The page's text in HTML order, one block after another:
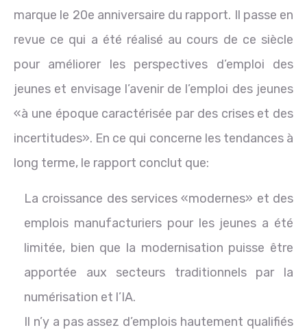
marque le 20e anniversaire du rapport. Il passe en
revue ce qui a été réalisé au cours de ce siècle
pour améliorer les perspectives d’emploi des
jeunes et envisage l’avenir de l’emploi des jeunes
«à une époque caractérisée par des crises et des
incertitudes». En ce qui concerne les tendances à
long terme, le rapport conclut que:
La croissance des services «modernes» et des
emplois manufacturiers pour les jeunes a été
limitée, bien que la modernisation puisse être
apportée aux secteurs traditionnels par la
numérisation et l’IA.
Il n’y a pas assez d’emplois hautement qualifiés